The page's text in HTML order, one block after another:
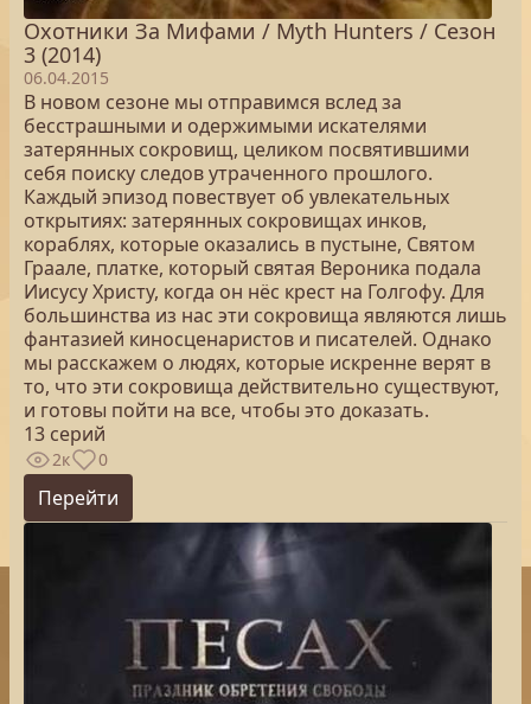
Охотники За Мифами / Myth Hunters / Сезон
3 (2014)
06.04.2015
В новом сезоне мы отправимся вслед за
бесстрашными и одержимыми искателями
затерянных сокровищ, целиком посвятившими
себя поиску следов утраченного прошлого.
Каждый эпизод повествует об увлекательных
открытиях: затерянных сокровищах инков,
кораблях, которые оказались в пустыне, Святом
Граале, платке, который святая Вероника подала
Иисусу Христу, когда он нёс крест на Голгофу. Для
большинства из нас эти сокровища являются лишь
фантазией киносценаристов и писателей. Однако
мы расскажем о людях, которые искренне верят в
то, что эти сокровища действительно существуют,
и готовы пойти на все, чтобы это доказать.
13 серий
2к 0
Перейти